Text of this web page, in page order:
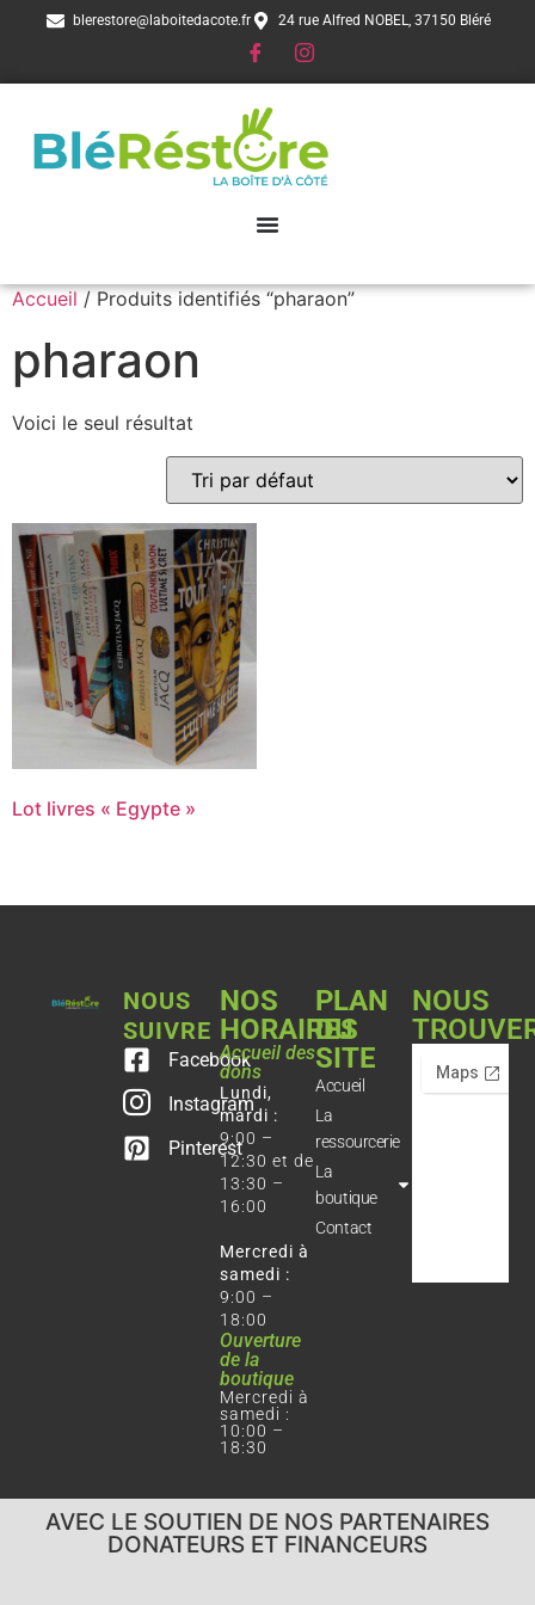
blerestore@laboitedacote.fr 24 rue Alfred NOBEL, 37150 Bléré
Accueil / Produits identifiés “pharaon”
pharaon
Voici le seul résultat
Lot livres « Egypte »
NOUS
SUIVRE
Facebook
Instagram
Pinterest
NOS
HORAIRES
Accueil des
dons
Lundi,
mardi :
9:00 –
12:30 et de
13:30 –
16:00
Mercredi à
samedi :
9:00 –
18:00
Ouverture
de la
boutique
Mercredi à
samedi :
10:00 –
18:30
PLAN
DU
SITE
Accueil
La
ressourcerie
La
boutique
Contact
NOUS
AVEC LE SOUTIEN DE NOS PARTENAIRES
DONATEURS ET FINANCEURS